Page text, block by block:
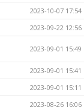
2023-10-07 17:54
2023-09-22 12:56
2023-09-01 15:49
2023-09-01 15:41
2023-09-01 15:11
2023-08-26 16:06